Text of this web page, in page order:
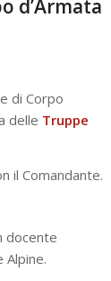
d’Armata
di Corpo
delle Truppe
il Comandante.
docente
Alpine.